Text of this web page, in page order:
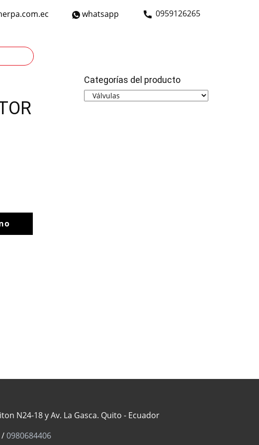
​0959126265
whatsapp
Categorías del producto
N24-18 y Av. La Gasca. Quito - Ecuador
/0980684406